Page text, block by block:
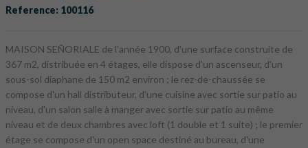
Reference: 100116
MAISON SEÑORIALE de l'année 1900, d'une surface construite de
367 m2, distribuée en 4 étages, elle dispose d'un ascenseur, d'un
sous-sol diaphane de 150 m2 environ ; le rez-de-chaussée se
compose d'un hall distributeur, d'une cuisine avec sortie sur patio au
niveau, d'un salon salle à manger avec sortie sur patio au même
niveau et de deux chambres avec loft (1 double et 1 suite) ; le premier
étage se compose d'un open space destiné au bureau, d'une